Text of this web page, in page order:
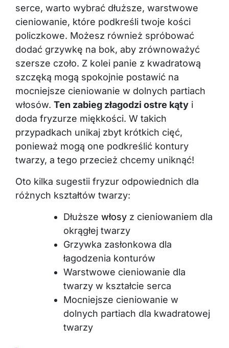
serce, warto wybrać dłuższe, warstwowe
cieniowanie, które podkreśli twoje kości
policzkowe. Możesz również spróbować
dodać grzywkę na bok, aby zrównoważyć
szersze czoło. Z kolei panie z kwadratową
szczęką mogą spokojnie postawić na
mocniejsze cieniowanie w dolnych partiach
włosów. Ten zabieg złagodzi ostre kąty i
doda fryzurze miękkości. W takich
przypadkach unikaj zbyt krótkich cięć,
ponieważ mogą one podkreślić kontury
twarzy, a tego przecież chcemy uniknąć!
Oto kilka sugestii fryzur odpowiednich dla
różnych kształtów twarzy:
Dłuższe włosy z cieniowaniem dla
okrągłej twarzy
Grzywka zasłonkowa dla
łagodzenia konturów
Warstwowe cieniowanie dla
twarzy w kształcie serca
Mocniejsze cieniowanie w
dolnych partiach dla kwadratowej
twarzy